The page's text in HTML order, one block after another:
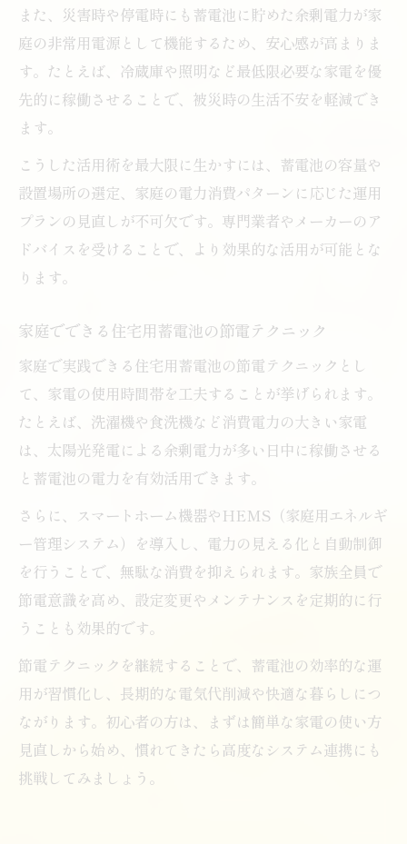
また、災害時や停電時にも蓄電池に貯めた余剰電力が家
庭の非常用電源として機能するため、安心感が高まりま
す。たとえば、冷蔵庫や照明など最低限必要な家電を優
先的に稼働させることで、被災時の生活不安を軽減でき
ます。
こうした活用術を最大限に生かすには、蓄電池の容量や
設置場所の選定、家庭の電力消費パターンに応じた運用
プランの見直しが不可欠です。専門業者やメーカーのア
ドバイスを受けることで、より効果的な活用が可能とな
ります。
家庭でできる住宅用蓄電池の節電テクニック
家庭で実践できる住宅用蓄電池の節電テクニックとし
て、家電の使用時間帯を工夫することが挙げられます。
たとえば、洗濯機や食洗機など消費電力の大きい家電
は、太陽光発電による余剰電力が多い日中に稼働させる
と蓄電池の電力を有効活用できます。
さらに、スマートホーム機器やHEMS（家庭用エネルギ
ー管理システム）を導入し、電力の見える化と自動制御
を行うことで、無駄な消費を抑えられます。家族全員で
節電意識を高め、設定変更やメンテナンスを定期的に行
うことも効果的です。
節電テクニックを継続することで、蓄電池の効率的な運
用が習慣化し、長期的な電気代削減や快適な暮らしにつ
ながります。初心者の方は、まずは簡単な家電の使い方
見直しから始め、慣れてきたら高度なシステム連携にも
挑戦してみましょう。